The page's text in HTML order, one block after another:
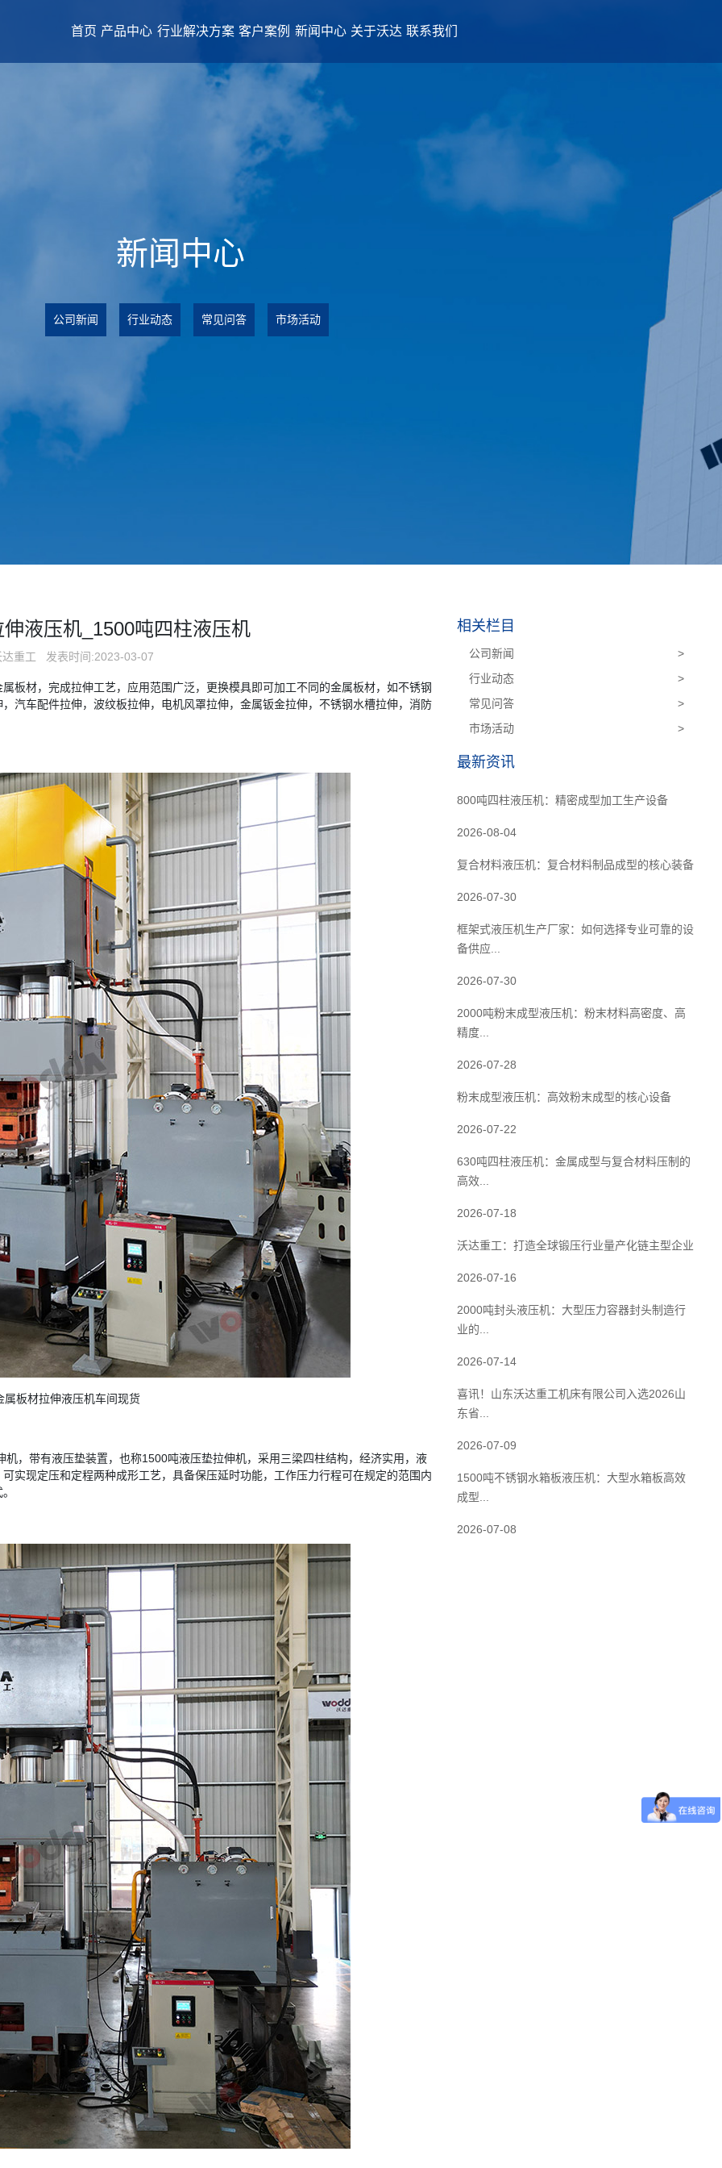
首页 产品中心 行业解决方案 客户案例 新闻中心 关于沃达 联系我们
新闻中心
公司新闻 行业动态 常见问答 市场活动
液压机_1500吨四柱液压机
重工 发表时间:2023-03-07
板材，完成拉伸工艺，应用范围广泛，更换模具即可加工不同的金属板材，如不锈钢
汽车配件拉伸，波纹板拉伸，电机风罩拉伸，金属钣金拉伸，不锈钢水槽拉伸，消防
属板材拉伸液压机车间现货
，带有液压垫装置，也称1500吨液压垫拉伸机，采用三梁四柱结构，经济实用，液
实现定压和定程两种成形工艺，具备保压延时功能，工作压力行程可在规定的范围内
相关栏目
公司新闻
>
行业动态
>
常见问答
>
市场活动
>
最新资讯
800吨四柱液压机：精密成型加工生产设备
2026-08-04
复合材料液压机：复合材料制品成型的核心装备
2026-07-30
框架式液压机生产厂家：如何选择专业可靠的设
备供应...
2026-07-30
2000吨粉末成型液压机：粉末材料高密度、高
精度...
2026-07-28
粉末成型液压机：高效粉末成型的核心设备
2026-07-22
630吨四柱液压机：金属成型与复合材料压制的
高效...
2026-07-18
沃达重工：打造全球锻压行业量产化链主型企业
2026-07-16
2000吨封头液压机：大型压力容器封头制造行
业的...
2026-07-14
喜讯！山东沃达重工机床有限公司入选2026山
东省...
2026-07-09
1500吨不锈钢水箱板液压机：大型水箱板高效
成型...
2026-07-08